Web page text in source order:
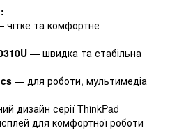
чітке та комфортне
— швидка та стабільна
— для роботи, мультимедіа
дизайн серії ThinkPad
для комфортної роботи